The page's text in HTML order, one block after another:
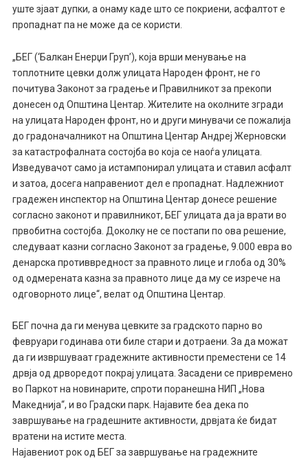
уште зјаат дупки, а онаму каде што се покриени, асфалтот е
пропаднат па не може да се користи.
„БЕГ (‘Балкан Енерџи Груп’), која врши менување на
топлотните цевки долж улицата Народен фронт, не го
почитува Законот за градење и Правилникот за прекопи
донесен од Општина Центар. Жителите на околните згради
на улицата Народен фронт, но и други минувачи се пожалија
до градоначалникот на Општина Центар Андреј Жерновски
за катастрофалната состојба во која се наоѓа улицата.
Изведувачот само ја истампонирал улицата и ставил асфалт
и затоа, досега направениот дел е пропаднат. Надлежниот
градежен инспектор на Општина Центар донесе решение
согласно законот и правилникот, БЕГ улицата да ја врати во
првобитна состојба. Доколку не се постапи по ова решение,
следуваат казни согласно Законот за градење, 9.000 евра во
денарска противвредност за правното лице и глоба од 30%
од одмерената казна за правното лице да му се изрече на
одговорното лице“, велат од Општина Центар.
БЕГ почна да ги менува цевките за градското парно во
февруари годинава оти биле стари и дотраени. За да можат
да ги извршуваат градежните активности преместени се 14
дрвја од дрворедот покрај улицата. Засадени се привремено
во Паркот на новинарите, спроти поранешна НИП „Нова
Македнија“, и во Градски парк. Најавите беа дека по
завршување на градешните активности, дрвјата ќе бидат
вратени на истите места.
Најавениот рок од БЕГ за завршување на градежните